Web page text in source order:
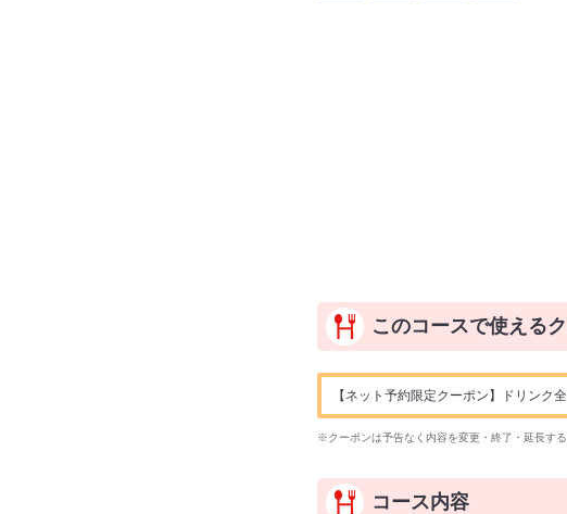
このコースで使える
【ネット予約限定クーポン】ドリン
※クーポンは予告なく内容を変更・終了・延長する
コース内容